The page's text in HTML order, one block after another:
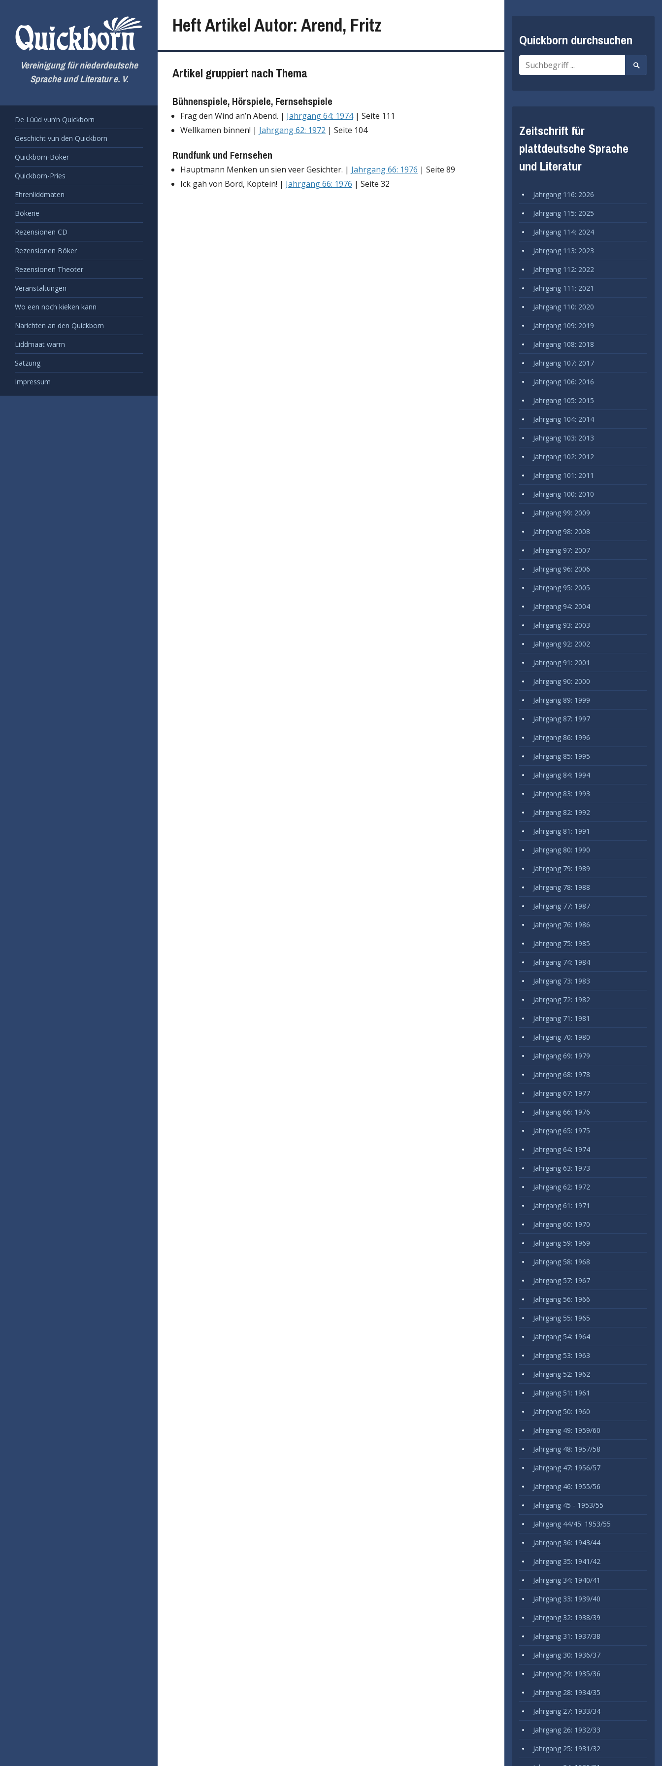
springen
Vereinigung für niederdeutsche
Sprache und Literatur e. V.
De Lüüd vun’n Quickborn
Geschicht vun den Quickborn
Quickborn-Böker
Quickborn-Pries
Ehrenliddmaten
Bökerie
Rezensionen CD
Rezensionen Böker
Rezensionen Theoter
Veranstaltungen
Wo een noch kieken kann
Narichten an den Quickborn
Liddmaat warrn
Satzung
Impressum
Heft Artikel Autor: Arend, Fritz
Artikel gruppiert nach Thema
Bühnenspiele, Hörspiele, Fernsehspiele
Frag den Wind an’n Abend. | Jahrgang 64: 1974| Seite 111
Wellkamen binnen! | Jahrgang 62: 1972 | Seite 104
Rundfunk und Fernsehen
Hauptmann Menken un sien veer Gesichter. | Jahrgang 66: 1976 | Seite 89
Ick gah von Bord, Koptein! | Jahrgang 66: 1976 | Seite 32
Quickborn durchsuchen
Suche
nach:
Suche
starten
Zeitschrift für
plattdeutsche Sprache
und Literatur
Jahrgang 116: 2026
Jahrgang 115: 2025
Jahrgang 114: 2024
Jahrgang 113: 2023
Jahrgang 112: 2022
Jahrgang 111: 2021
Jahrgang 110: 2020
Jahrgang 109: 2019
Jahrgang 108: 2018
Jahrgang 107: 2017
Jahrgang 106: 2016
Jahrgang 105: 2015
Jahrgang 104: 2014
Jahrgang 103: 2013
Jahrgang 102: 2012
Jahrgang 101: 2011
Jahrgang 100: 2010
Jahrgang 99: 2009
Jahrgang 98: 2008
Jahrgang 97: 2007
Jahrgang 96: 2006
Jahrgang 95: 2005
Jahrgang 94: 2004
Jahrgang 93: 2003
Jahrgang 92: 2002
Jahrgang 91: 2001
Jahrgang 90: 2000
Jahrgang 89: 1999
Jahrgang 87: 1997
Jahrgang 86: 1996
Jahrgang 85: 1995
Jahrgang 84: 1994
Jahrgang 83: 1993
Jahrgang 82: 1992
Jahrgang 81: 1991
Jahrgang 80: 1990
Jahrgang 79: 1989
Jahrgang 78: 1988
Jahrgang 77: 1987
Jahrgang 76: 1986
Jahrgang 75: 1985
Jahrgang 74: 1984
Jahrgang 73: 1983
Jahrgang 72: 1982
Jahrgang 71: 1981
Jahrgang 70: 1980
Jahrgang 69: 1979
Jahrgang 68: 1978
Jahrgang 67: 1977
Jahrgang 66: 1976
Jahrgang 65: 1975
Jahrgang 64: 1974
Jahrgang 63: 1973
Jahrgang 62: 1972
Jahrgang 61: 1971
Jahrgang 60: 1970
Jahrgang 59: 1969
Jahrgang 58: 1968
Jahrgang 57: 1967
Jahrgang 56: 1966
Jahrgang 55: 1965
Jahrgang 54: 1964
Jahrgang 53: 1963
Jahrgang 52: 1962
Jahrgang 51: 1961
Jahrgang 50: 1960
Jahrgang 49: 1959/60
Jahrgang 48: 1957/58
Jahrgang 47: 1956/57
Jahrgang 46: 1955/56
Jahrgang 45 - 1953/55
Jahrgang 44/45: 1953/55
Jahrgang 36: 1943/44
Jahrgang 35: 1941/42
Jahrgang 34: 1940/41
Jahrgang 33: 1939/40
Jahrgang 32: 1938/39
Jahrgang 31: 1937/38
Jahrgang 30: 1936/37
Jahrgang 29: 1935/36
Jahrgang 28: 1934/35
Jahrgang 27: 1933/34
Jahrgang 26: 1932/33
Jahrgang 25: 1931/32